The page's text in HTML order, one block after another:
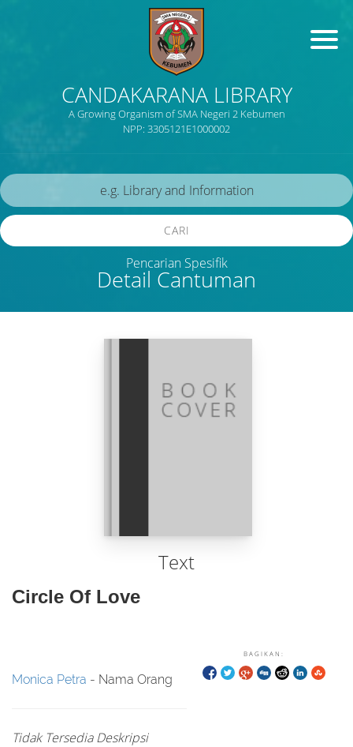
CANDAKARANA LIBRARY
A Growing Organism of SMA Negeri 2 Kebumen
NPP: 3305121E1000002
Detail Cantuman
CARI
Pencarian Spesifik
Text
Circle Of Love
BAGIKAN:
Monica Petra - Nama Orang
Tidak Tersedia Deskripsi